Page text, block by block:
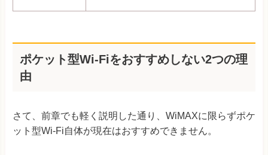
ポケット型Wi-Fiをおすすめしない2つの理
由
さて、前章でも軽く説明した通り、WiMAXに限らずポケ
ット型Wi-Fi自体が現在はおすすめできません。